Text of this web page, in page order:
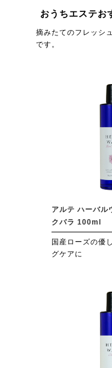
おうちエステお
摘みたてのフレッシ
です。
アルテ ハーバル
クバラ 100ml
国産ローズの優
グケアに